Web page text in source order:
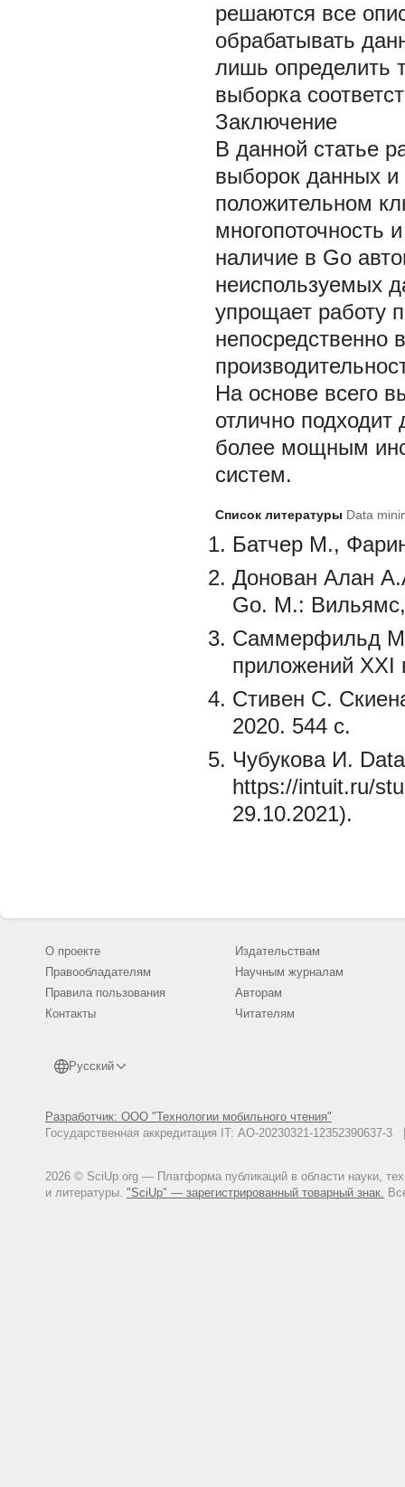
решаются все
обрабатывать
лишь определить
выборка
Заключение
В данной статье
выборок данных
положительном
многопоточность
наличие в Go
неиспользуемых
упрощает работу
непосредственно
На основе всего
отлично
более мощным
систем.
Список литературы Data
Батчер М.,
Донован Алан
Go. М.:
Саммерфильд М.
приложений XXI
Стивен С.
2020. 544 с.
Чубукова И.
https://intuit.ru/
29.10.2021).
О проекте
Правообладателям
Правила пользования
Контакты
Русский
Разработчик: ООО "Технологии мобильного чтения"
Государственная аккредитация IT: АО-20230321-
2026 © SciUp.org — Платформа публикаций в области науки,
и литературы. "SciUp" — зарегистрированный товарный знак.
Издательствам
Научным журналам
Авторам
Читателям